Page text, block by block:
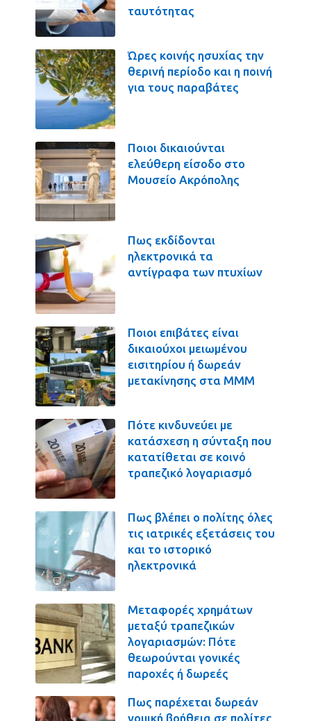
ταυτότητας
Ώρες κοινής ησυχίας την
θερινή περίοδο και η ποινή
για τους παραβάτες
Ποιοι δικαιούνται
ελεύθερη είσοδο στο
Μουσείο Ακρόπολης
Πως εκδίδονται
ηλεκτρονικά τα
αντίγραφα των πτυχίων
Ποιοι επιβάτες είναι
δικαιούχοι μειωμένου
εισιτηρίου ή δωρεάν
μετακίνησης στα ΜΜΜ
Πότε κινδυνεύει με
κατάσχεση η σύνταξη που
κατατίθεται σε κοινό
τραπεζικό λογαριασμό
Πως βλέπει ο πολίτης όλες
τις ιατρικές εξετάσεις του
και το ιστορικό
ηλεκτρονικά
Μεταφορές χρημάτων
μεταξύ τραπεζικών
λογαριασμών: Πότε
θεωρούνται γονικές
παροχές ή δωρεές
Πως παρέχεται δωρεάν
νομική βοήθεια σε πολίτες